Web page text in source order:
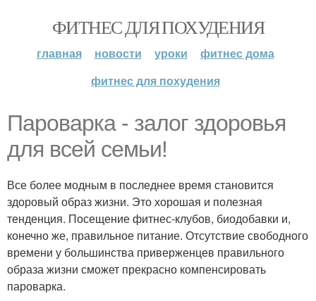
ФИТНЕС ДЛЯ ПОХУДЕНИЯ
главная новости уроки
фитнес дома
фитнес для похудения
Пароварка - залог здоровья
для всей семьи!
Все более модным в последнее время становится
здоровый образ жизни. Это хорошая и полезная
тенденция. Посещение фитнес-клубов, биодобавки и,
конечно же, правильное питание. Отсутствие свободного
времени у большинства приверженцев правильного
образа жизни сможет прекрасно компенсировать
пароварка.